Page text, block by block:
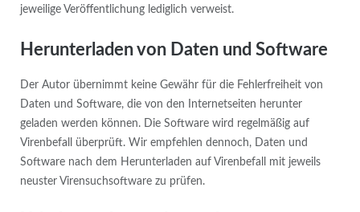
jeweilige Veröffentlichung lediglich verweist.
Herunterladen von Daten und Software
Der Autor übernimmt keine Gewähr für die Fehlerfreiheit von
Daten und Software, die von den Internetseiten herunter
geladen werden können. Die Software wird regelmäßig auf
Virenbefall überprüft. Wir empfehlen dennoch, Daten und
Software nach dem Herunterladen auf Virenbefall mit jeweils
neuster Virensuchsoftware zu prüfen.